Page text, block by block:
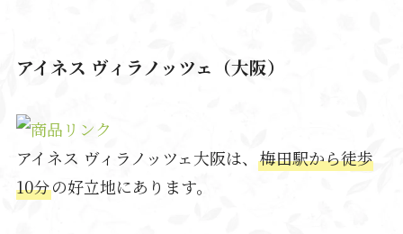
アイネス ヴィラノッツェ（大阪）
アイネス ヴィラノッツェ大阪は、 梅田駅から徒歩
10分の好立地にあります。